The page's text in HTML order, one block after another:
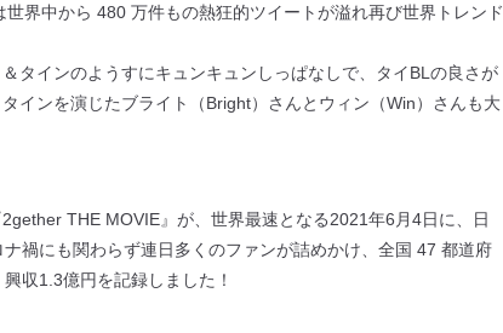
界中から 480 万件もの熱狂的ツイートが溢れ再び世界トレンド
タインのようすにキュンキュンしっぱなしで、タイBLの良さが
インを演じたブライト（Bright）さんとウィン（Win）さんも大
THE MOVIE』が、世界最速となる2021年6⽉4⽇に、⽇
禍にも関わらず連⽇多くのファンが詰めかけ、全国 47 都道府
収1.3億円を記録しました！